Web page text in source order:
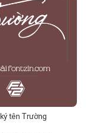
tên Trường